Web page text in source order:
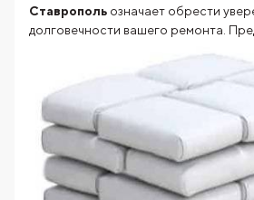
Ставрополь означает обрести
долговечности вашего ремонта.